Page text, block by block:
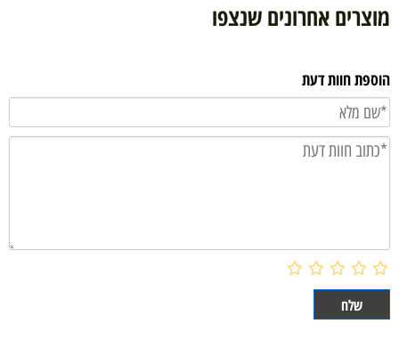
מוצרים אחרונים שנצפו
הוספת חוות דעת